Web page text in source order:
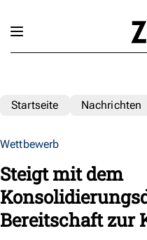
Startseite Nachrichten
Wettbewerb
Steigt mit dem
Bereitschaft zur